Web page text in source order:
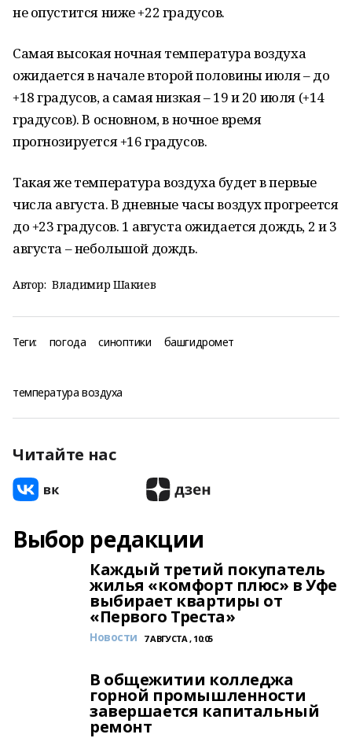
не опустится ниже +22 градусов.
Самая высокая ночная температура воздуха
ожидается в начале второй половины июля – до
+18 градусов, а самая низкая – 19 и 20 июля (+14
градусов). В основном, в ночное время
прогнозируется +16 градусов.
Такая же температура воздуха будет в первые
числа августа. В дневные часы воздух прогреется
до +23 градусов. 1 августа ожидается дождь, 2 и 3
августа – небольшой дождь.
Автор: Владимир Шакиев
Теги: погода синоптики башгидромет
температура воздуха
Читайте нас
Выбор редакции
Каждый третий покупатель
жилья «комфорт плюс» в Уфе
выбирает квартиры от
«Первого Треста»
Новости 7 АВГУСТА , 10:05
В общежитии колледжа
горной промышленности
завершается капитальный
ремонт